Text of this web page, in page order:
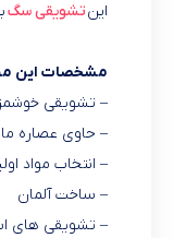
اینتشویقی سگ
مشخصات این
– تشویقی
– حاوی عصاره
– انتخاب مواد
– ساخت آلمان
– تشویقی های